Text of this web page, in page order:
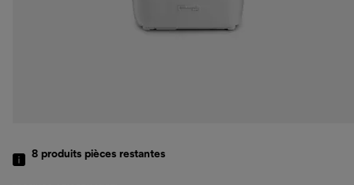
8 produits pièces restantes